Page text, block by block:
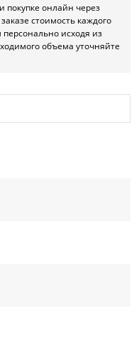
покупке онлайн через
стоимость каждого
персонально исходя из
объема уточняйте